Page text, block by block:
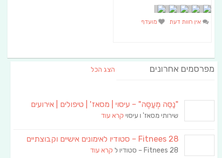
אין חוות דעת מועדף
מפרסמים אחרונים הצג הכל
"נַסֵּה מְעַסֶּה" – עיסוי | מסאז' | טיפולים | אירועים
שירותי מסאז' ו עיסוי קרא עוד
Fitnees 28 – סטודיו לאימונים אישיים וקבוצתיים
Fitnees 28 – סטודיו ל קרא עוד